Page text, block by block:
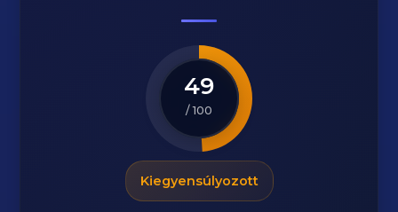
49
/ 100
Kiegyensúlyozott